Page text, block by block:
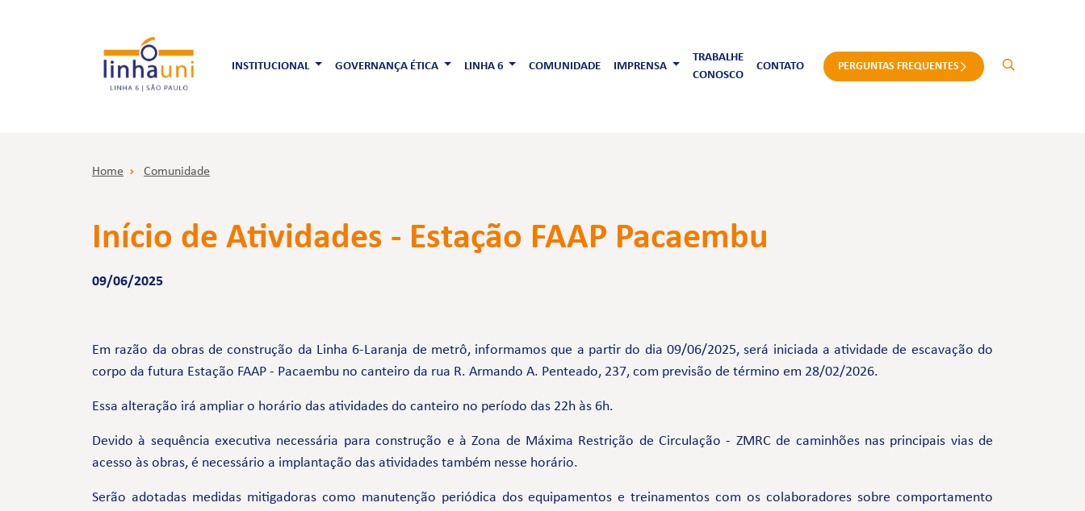
INSTITUCIONAL GOVERNANÇA ÉTICA LINHA 6 COMUNIDADE IMPRENSA
TRABALHE
CONOSCO
CONTATO PERGUNTAS FREQUENTES
Home Comunidade
Início de Atividades - Estação FAAP Pacaembu
09/06/2025
Em razão da obras de construção da Linha 6-Laranja de metrô, informamos que a partir do dia 09/06/2025, será iniciada a atividade de escavação do
corpo da futura Estação FAAP - Pacaembu no canteiro da rua R. Armando A. Penteado, 237, com previsão de término em 28/02/2026.
Essa alteração irá ampliar o horário das atividades do canteiro no período das 22h às 6h.
Devido à sequência executiva necessária para construção e à Zona de Máxima Restrição de Circulação - ZMRC de caminhões nas principais vias de
acesso às obras, é necessário a implantação das atividades também nesse horário.
Serão adotadas medidas mitigadoras como manutenção periódica dos equipamentos e treinamentos com os colaboradores sobre comportamento